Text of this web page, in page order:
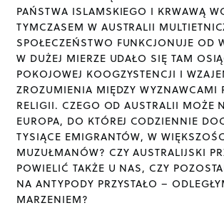
PAŃSTWA ISLAMSKIEGO I KRWAWĄ
TYMCZASEM W AUSTRALII
SPOŁECZEŃSTWO FUNKCJONUJE OD
W DUŻEJ MIERZE UDAŁO SIĘ TAM
POKOJOWEJ KOOGZYSTENCJI I
ZROZUMIENIA MIĘDZY WYZNAWCAMI
RELIGII. CZEGO OD AUSTRALII MOŻE
EUROPA, DO KTÓREJ CODZIENNIE
TYSIĄCE EMIGRANTÓW, W
MUZUŁMANÓW? CZY AUSTRALIJSKI
POWIELIĆ TAKŻE U NAS, CZY
NA ANTYPODY PRZYSTAŁO –
MARZENIEM?